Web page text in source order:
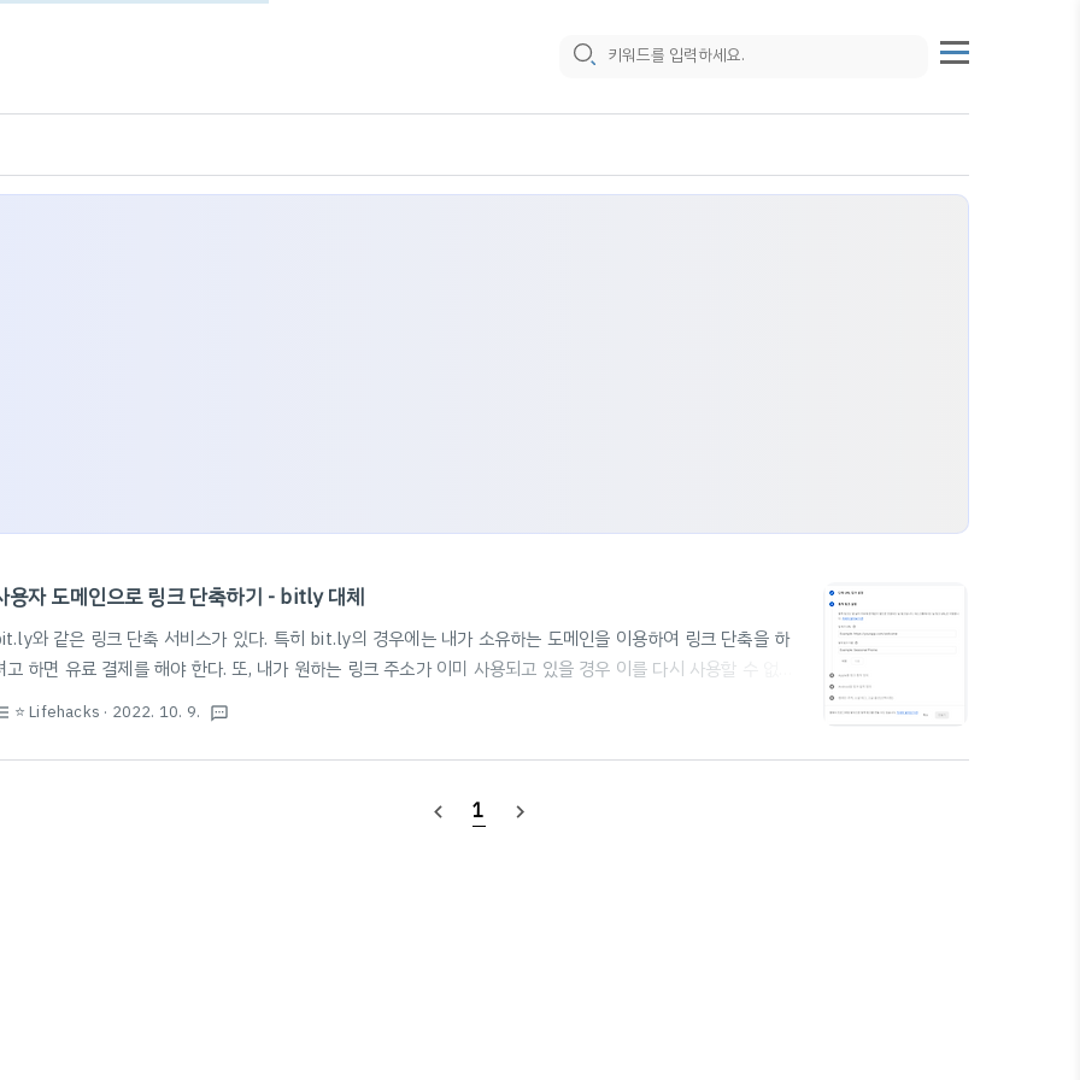
용자 도메인으로 링크 단축하기 - bitly 대체
와 같은 링크 단축 서비스가 있다. 특히 bit.ly의 경우에는 내가 소유하는 도메인을 이용하여 링크 단축을 하
고 하면 유료 결제를 해야 한다. 또, 내가 원하는 링크 주소가 이미 사용되고 있을 경우 이를 다시 사용할 수 없다.
이러한 문제점을 해결하기 위해 여러 가지 대체 방안을 찾아보았으나, 역시나 유료이거나 링크 개수 등에 제한이 있
는 경우가 많았는데, 구글에서 제공하는 Firebase Dynamic Link가 가장 적합한 방안으로 보인다. Firebase
Link를 통해서 내가 소유하고 있는 도메인을 Firebase Hosting을 통해 연결하거나, 구글에서 제공하
⭐️ Lifehacks · 2022. 10. 9. textsms
navigate_before 1 navigate_next